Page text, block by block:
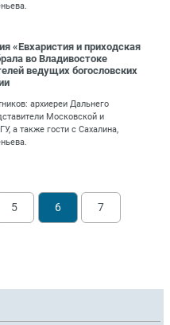
«Евхаристия и приходская
во Владивостоке
ведущих богословских
архиереи Дальнего
Московской и
а также гости с Сахалина,
5 6 7